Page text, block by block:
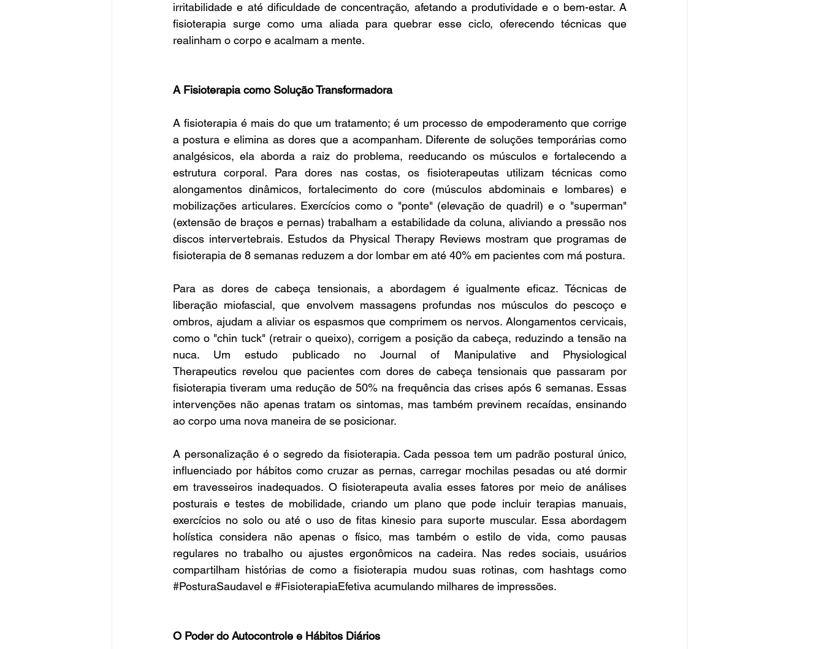
irritabilidade e até dificuldade de concentração, afetando a produtividade e o bem-estar. A
fisioterapia surge como uma aliada para quebrar esse ciclo, oferecendo técnicas que
realinham o corpo e acalmam a mente.
A Fisioterapia como Solução Transformadora
A fisioterapia é mais do que um tratamento; é um processo de empoderamento que corrige
a postura e elimina as dores que a acompanham. Diferente de soluções temporárias como
analgésicos, ela aborda a raiz do problema, reeducando os músculos e fortalecendo a
estrutura corporal. Para dores nas costas, os fisioterapeutas utilizam técnicas como
alongamentos dinâmicos, fortalecimento do core (músculos abdominais e lombares) e
mobilizações articulares. Exercícios como o "ponte" (elevação de quadril) e o "superman"
(extensão de braços e pernas) trabalham a estabilidade da coluna, aliviando a pressão nos
discos intervertebrais. Estudos da Physical Therapy Reviews mostram que programas de
fisioterapia de 8 semanas reduzem a dor lombar em até 40% em pacientes com má postura.
Para as dores de cabeça tensionais, a abordagem é igualmente eficaz. Técnicas de
liberação miofascial, que envolvem massagens profundas nos músculos do pescoço e
ombros, ajudam a aliviar os espasmos que comprimem os nervos. Alongamentos cervicais,
como o "chin tuck" (retrair o queixo), corrigem a posição da cabeça, reduzindo a tensão na
nuca. Um estudo publicado no Journal of Manipulative and Physiological
Therapeutics revelou que pacientes com dores de cabeça tensionais que passaram por
fisioterapia tiveram uma redução de 50% na frequência das crises após 6 semanas. Essas
intervenções não apenas tratam os sintomas, mas também previnem recaídas, ensinando
ao corpo uma nova maneira de se posicionar.
A personalização é o segredo da fisioterapia. Cada pessoa tem um padrão postural único,
influenciado por hábitos como cruzar as pernas, carregar mochilas pesadas ou até dormir
em travesseiros inadequados. O fisioterapeuta avalia esses fatores por meio de análises
posturais e testes de mobilidade, criando um plano que pode incluir terapias manuais,
exercícios no solo ou até o uso de fitas kinesio para suporte muscular. Essa abordagem
holística considera não apenas o físico, mas também o estilo de vida, como pausas
regulares no trabalho ou ajustes ergonômicos na cadeira. Nas redes sociais, usuários
#PosturaSaudavel e #FisioterapiaEfetiva acumulando milhares de impressões.
O Poder do Autocontrole e Hábitos Diários